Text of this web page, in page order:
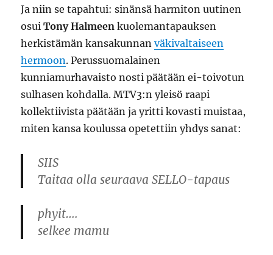
Ja niin se tapahtui: sinänsä harmiton uutinen
osuiTony Halmeen kuolemantapauksen
herkistämän kansakunnanväkivaltaiseen
hermoon. Perussuomalainen
kunniamurhavaisto nosti päätään ei-toivotun
sulhasen kohdalla. MTV3:n yleisö raapi
kollektiivista päätään ja yritti kovasti muistaa,
miten kansa koulussa opetettiin yhdys sanat:
SIIS
Taitaa olla seuraava SELLO-tapaus
phyit….
selkee mamu